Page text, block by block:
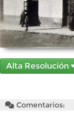
Alta Resolución
Comentarios: